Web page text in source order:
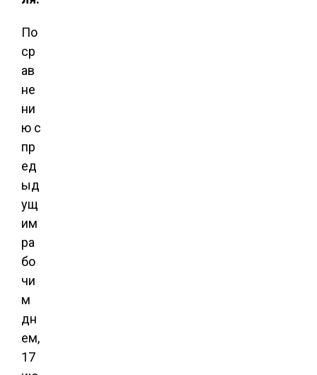
По
ср
ав
не
ни
ю с
пр
ед
ыд
ущ
им
ра
бо
чи
м
дн
ем,
17